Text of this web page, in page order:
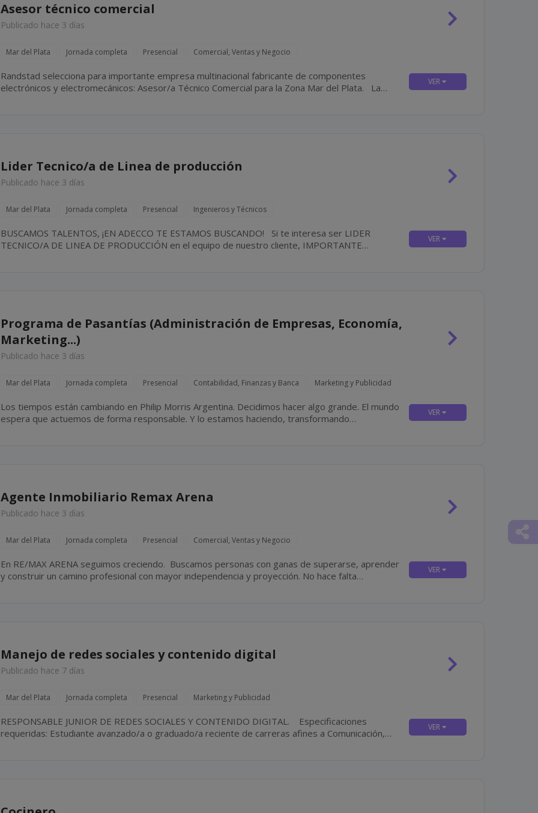
Asesor técnico comercial
Publicado hace 3 días
Mar del Plata Jornada completa Presencial Comercial, Ventas y Negocio
Randstad selecciona para importante empresa multinacional fabricante de componentes
electrónicos y electromecánicos: Asesor/a Técnico Comercial para la Zona Mar del Plata. La
Lider Tecnico/a de Linea de producción
Publicado hace 3 días
Mar del Plata Jornada completa Presencial Ingenieros y Técnicos
BUSCAMOS TALENTOS, ¡EN ADECCO TE ESTAMOS BUSCANDO! Si te interesa ser LIDER
TECNICO/A DE LINEA DE PRODUCCIÓN en el equipo de nuestro cliente, IMPORTANTE
Programa de Pasantías (Administración de Empresas, Economía,
Marketing...)
Publicado hace 3 días
Mar del Plata Jornada completa Presencial Contabilidad, Finanzas y Banca Marketing y Publicidad
Los tiempos están cambiando en Philip Morris Argentina. Decidimos hacer algo grande. El mundo
espera que actuemos de forma responsable. Y lo estamos haciendo, transformando
Agente Inmobiliario Remax Arena
Publicado hace 3 días
Mar del Plata Jornada completa Presencial Comercial, Ventas y Negocio
En RE/MAX ARENA seguimos creciendo. Buscamos personas con ganas de superarse, aprender
y construir un camino profesional con mayor independencia y proyección. No hace falta
Manejo de redes sociales y contenido digital
Publicado hace 7 días
Mar del Plata Jornada completa Presencial Marketing y Publicidad
RESPONSABLE JUNIOR DE REDES SOCIALES Y CONTENIDO DIGITAL. Especificaciones
requeridas: Estudiante avanzado/a o graduado/a reciente de carreras afines a Comunicación,